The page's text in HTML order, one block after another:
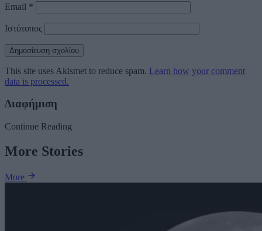
Email *
Ιστότοπος
This site uses Akismet to reduce spam. Learn how your comment
data is processed.
Διαφήμιση
Continue Reading
More Stories
More